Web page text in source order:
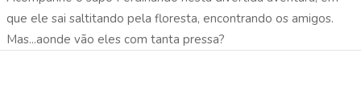
que ele sai saltitando pela floresta, encontrando os amigos.
Mas...aonde vão eles com tanta pressa?